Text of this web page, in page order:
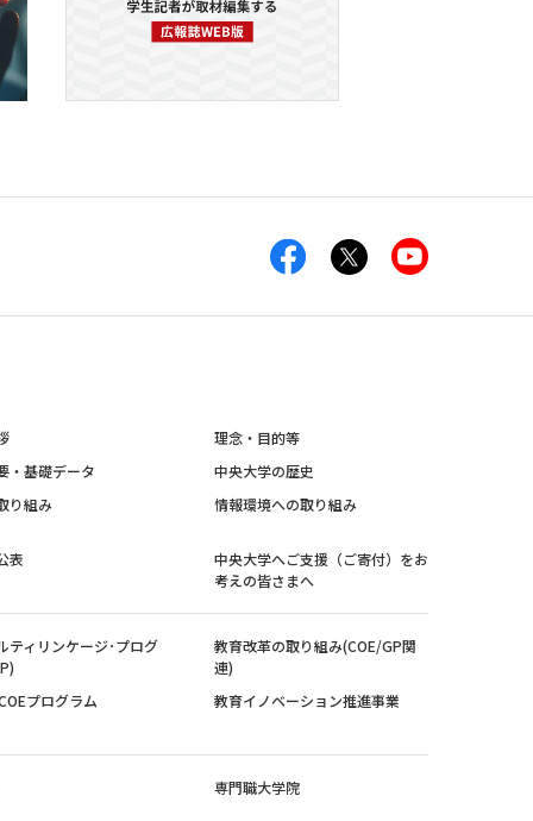
理念・目的等
・基礎データ
中央大学の歴史
り組み 情報環境への取り組み
表
中央大学へご支援（ご寄付）をお
考えの皆さまへ
ティリンケージ･プログ
教育改革の取り組み(COE/GP関
連)
プログラム 教育イノベーション推進事業
専門職大学院